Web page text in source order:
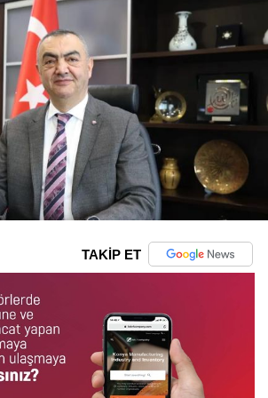
TAKİP ET